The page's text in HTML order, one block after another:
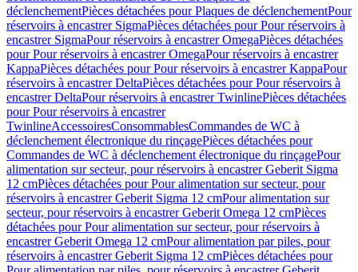
déclenchementPièces détachées pour Plaques de déclenchementPour
réservoirs à encastrer SigmaPièces détachées pour Pour réservoirs à
encastrer SigmaPour réservoirs à encastrer OmegaPièces détachées
pour Pour réservoirs à encastrer OmegaPour réservoirs à encastrer
KappaPièces détachées pour Pour réservoirs à encastrer KappaPour
réservoirs à encastrer DeltaPièces détachées pour Pour réservoirs à
encastrer DeltaPour réservoirs à encastrer TwinlinePièces détachées
pour Pour réservoirs à encastrer
TwinlineAccessoiresConsommablesCommandes de WC à
déclenchement électronique du rinçagePièces détachées pour
Commandes de WC à déclenchement électronique du rinçagePour
alimentation sur secteur, pour réservoirs à encastrer Geberit Sigma
12 cmPièces détachées pour Pour alimentation sur secteur, pour
réservoirs à encastrer Geberit Sigma 12 cmPour alimentation sur
secteur, pour réservoirs à encastrer Geberit Omega 12 cmPièces
détachées pour Pour alimentation sur secteur, pour réservoirs à
encastrer Geberit Omega 12 cmPour alimentation par piles, pour
réservoirs à encastrer Geberit Sigma 12 cmPièces détachées pour